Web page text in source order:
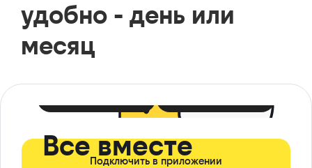
удобно - день или
месяц
Все вместе
Подключить в приложении